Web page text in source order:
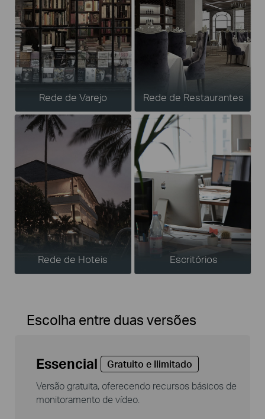
Rede de Varejo Rede de Restaurantes
Rede de Hoteis Escritórios
Escolha entre duas versões
Essencial
Gratuito e Ilimitado
Versão gratuita, oferecendo recursos básicos de
monitoramento de vídeo.